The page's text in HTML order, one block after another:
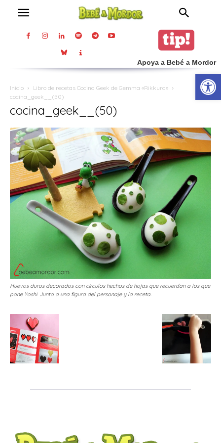
Apoya a Bebé a Mordor
Inicio
Libro de recetas Cocina Geek de Gemma «Rikkura»
cocina_geek__(50)
cocina_geek__(50)
Huevos duros decorados con círculos hechos de hojas que recuerdan a los que
pone Yoshi. Junto a una figura del personaje y la receta.